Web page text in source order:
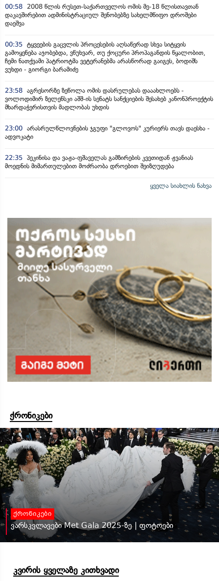
00:58
2008 წლის რუსეთ-საქართველოს ომის მე-18 წლისთავთან
დაკავშირებით ადმინისტრაციულ შენობებზე სახელმწიფო დროშები
დაეშვა
00:35 ტყვეების გაცვლის პროცესების აღსაწერად სხვა სიტყვის
გამოყენება აჯობებდა, ვწუხვარ, თუ ქოცური პროპაგანდის წყალობით,
ჩემი ნათქვამი პატრიოტმა ვეტერანებმა არასწორად გაიგეს, ბოდიშს
ვუხდი - გიორგი ბარამიძე
23:58 აგრესორზე ზეწოლა ომის დასრულებას დააახლოებს -
ვოლოდიმირ ზელენსკი აშშ-ის სენატს სანქციების შესახებ კანონპროექტის
მხარდაჭერისთვის მადლობას უხდის
23:00 არასრულწლოვნების ჯგუფი "გლოვოს" კურიერს თავს დაესხა -
ადვოკატი
22:35 პეკინისა და ვაჟა-ფშაველას გამზირების კვეთიდან ჟვანიას
მოედნის მიმართულებით მოძრაობა დროებით შეიზღუდება
ყველა სიახლის ნახვა
ქრონიკები
ქრონიკები
ვარსკვლავები Met Gala 2025-ზე | ფოტოები
კვირის ყველაზე კითხვადი